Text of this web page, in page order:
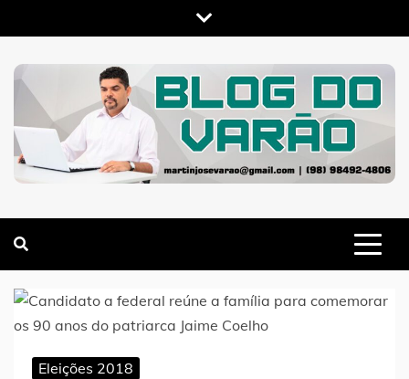
to
content
Eleições 2018